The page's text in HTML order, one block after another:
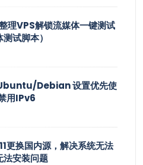
理VPS解锁流媒体一键测试
试脚本）
Debian 设置优先使
用IPv6
更换国内源，解决系统无法
法安装问题